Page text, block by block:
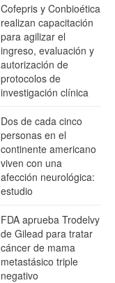
Cofepris y Conbioética
realizan capacitación
para agilizar el
ingreso, evaluación y
autorización de
protocolos de
investigación clínica
Dos de cada cinco
personas en el
continente americano
viven con una
afección neurológica:
estudio
FDA aprueba Trodelvy
de Gilead para tratar
cáncer de mama
metastásico triple
negativo